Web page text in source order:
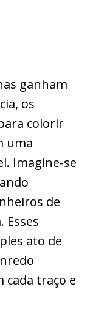
ganham
os
colorir
uma
Imagine-se
de
Esses
ato de
cada traço e